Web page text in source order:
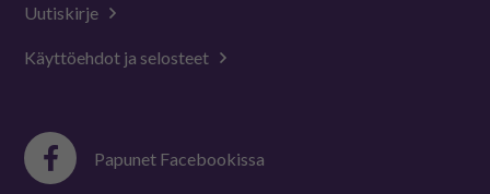
Uutiskirje
Käyttöehdot ja selosteet
Papunet Facebookissa